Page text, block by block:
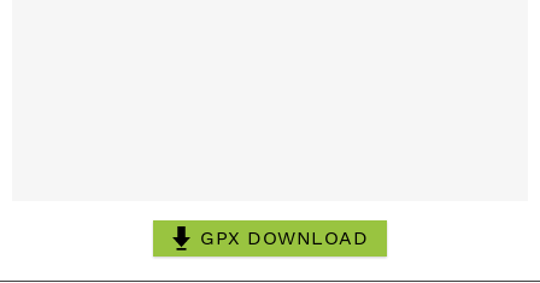
GPX DOWNLOAD